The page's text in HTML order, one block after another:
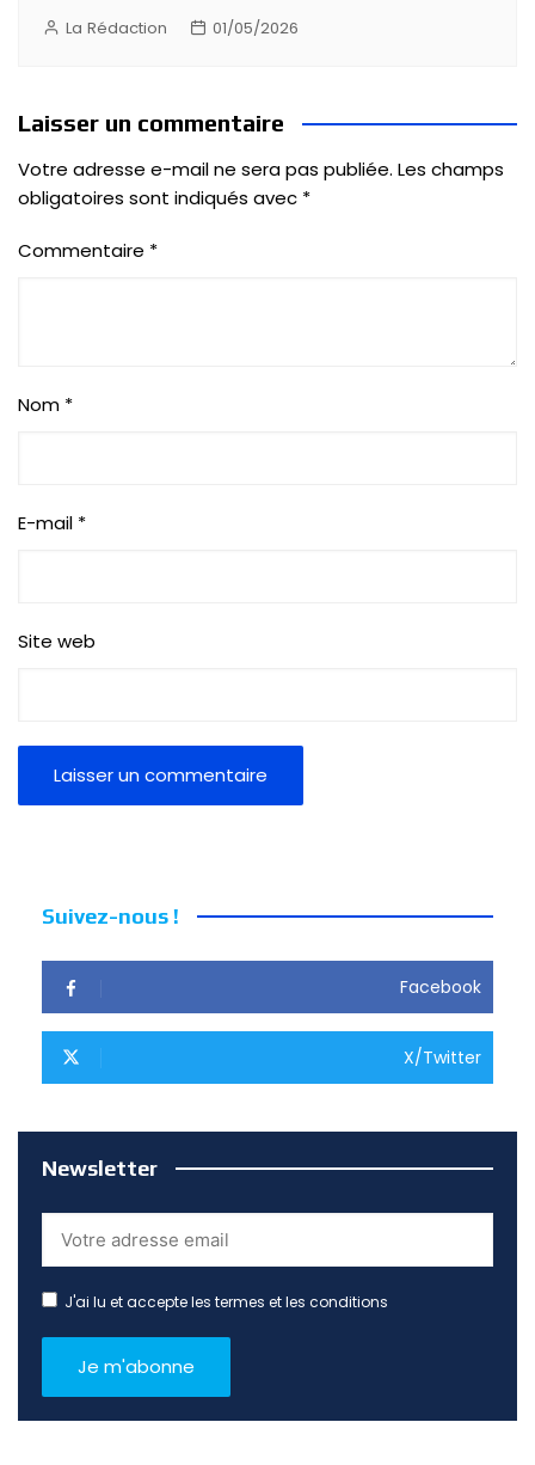
La Rédaction 01/05/2026
Laisser un commentaire
Votre adresse e-mail ne sera pas publiée. Les champs
obligatoires sont indiqués avec *
Commentaire *
Nom *
E-mail *
Site web
Suivez-nous !
Facebook
X/Twitter
Newsletter
J'ai lu et accepte les termes et les conditions